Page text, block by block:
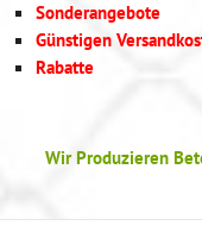
Sonderangebote
Günstigen
Rabatte
Wir Produzieren